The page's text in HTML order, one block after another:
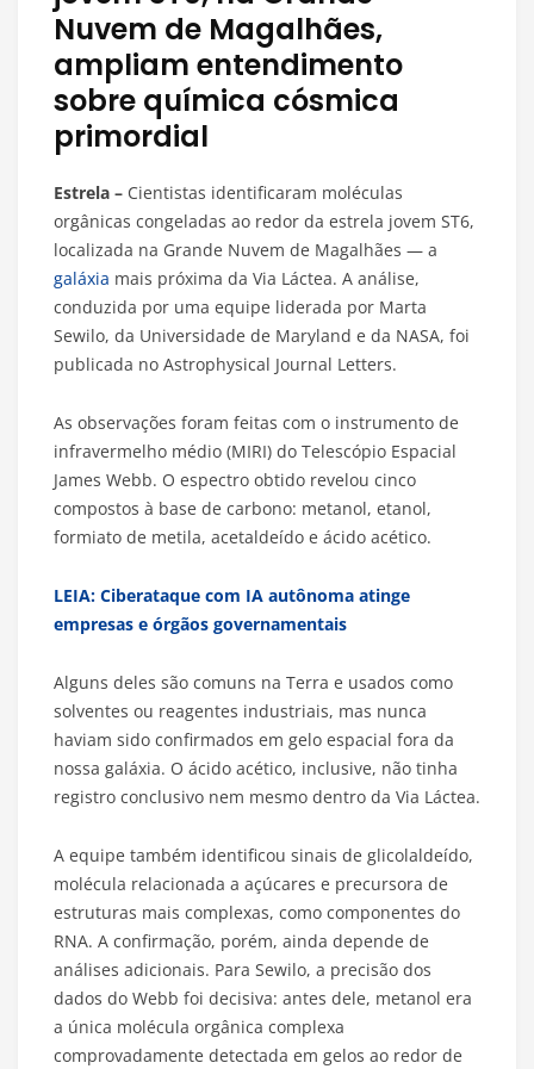
Nuvem de Magalhães,
ampliam entendimento
sobre química cósmica
primordial
Estrela – Cientistas identificaram moléculas
orgânicas congeladas ao redor da estrela jovem ST6,
localizada na Grande Nuvem de Magalhães — a
galáxia mais próxima da Via Láctea. A análise,
conduzida por uma equipe liderada por Marta
Sewilo, da Universidade de Maryland e da NASA, foi
publicada no Astrophysical Journal Letters.
As observações foram feitas com o instrumento de
infravermelho médio (MIRI) do Telescópio Espacial
James Webb. O espectro obtido revelou cinco
compostos à base de carbono: metanol, etanol,
formiato de metila, acetaldeído e ácido acético.
LEIA: Ciberataque com IA autônoma atinge
empresas e órgãos governamentais
Alguns deles são comuns na Terra e usados como
solventes ou reagentes industriais, mas nunca
haviam sido confirmados em gelo espacial fora da
nossa galáxia. O ácido acético, inclusive, não tinha
registro conclusivo nem mesmo dentro da Via Láctea.
A equipe também identificou sinais de glicolaldeído,
molécula relacionada a açúcares e precursora de
estruturas mais complexas, como componentes do
RNA. A confirmação, porém, ainda depende de
análises adicionais. Para Sewilo, a precisão dos
dados do Webb foi decisiva: antes dele, metanol era
a única molécula orgânica complexa
comprovadamente detectada em gelos ao redor de